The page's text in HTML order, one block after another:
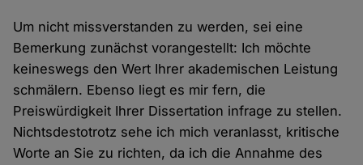
Um nicht missverstanden zu werden, sei eine
Bemerkung zunächst vorangestellt: Ich möchte
keineswegs den Wert Ihrer akademischen Leistung
schmälern. Ebenso liegt es mir fern, die
Preiswürdigkeit Ihrer Dissertation infrage zu stellen.
Nichtsdestotrotz sehe ich mich veranlasst, kritische
Worte an Sie zu richten, da ich die Annahme des